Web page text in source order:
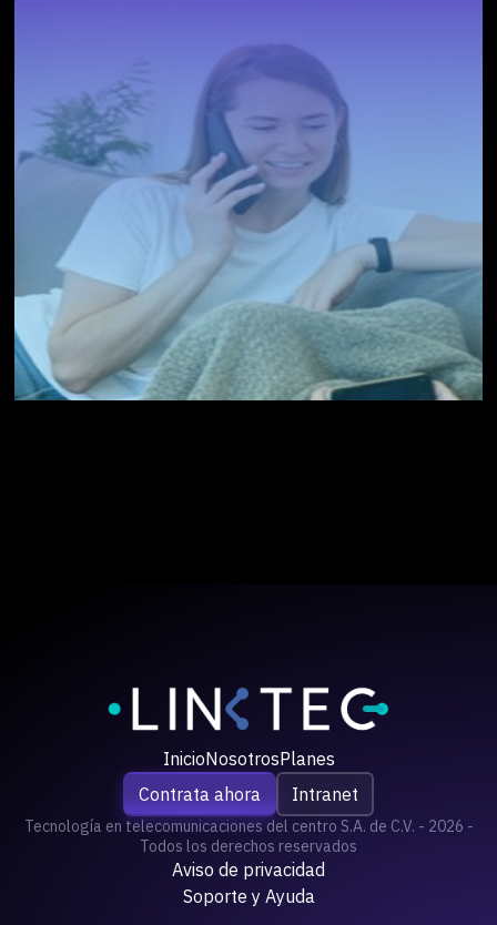
InicioNosotrosPlanes
Contrata ahora
Intranet
Tecnología en telecomunicaciones del centro S.A. de C.V. - 2026 -
Todos los derechos reservados
Aviso de privacidad
Soporte y Ayuda